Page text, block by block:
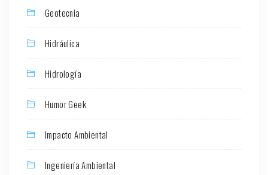
Geotecnia
Hidráulica
Hidrología
Humor Geek
Impacto Ambiental
Ingeniería Ambiental